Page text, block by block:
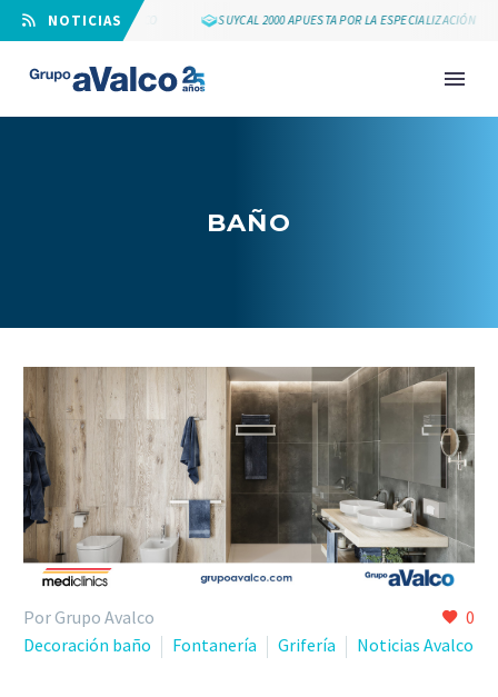
⠀NOTICIAS
DE GRUPO AVALCO SUYCAL 2000 APUESTA POR LA ESPECIALIZACIÓN
NOVEDAD
BAÑO
0
Por Grupo Avalco
Decoración baño
Fontanería Grifería Noticias Avalco